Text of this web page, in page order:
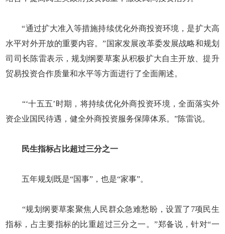
“通过扩大准入等措施持续优化外商投资环境，是扩大高
水平对外开放的重要内容。”国家发展改革委发展战略和规划
司司长陈雷表示，规划纲要草案从积极扩大自主开放、提升
贸易投资合作质量和水平等方面进行了全面阐述。
“‘十五五’时期，将持续优化外商投资环境，全面落实外
资企业国民待遇，健全外商投资服务保障体系。”陈雷说。
民生指标占比超过三分之一
五年规划既是“国事”，也是“家事”。
“规划纲要草案聚焦人民群众急难愁盼，设置了7项民生
指标，占主要指标的比重超过三分之一。”郑备说，针对“一